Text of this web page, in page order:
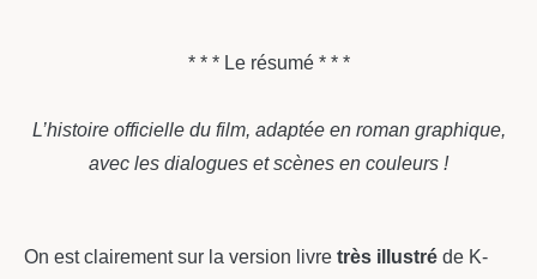
* * * Le résumé * * *
L’histoire officielle du film, adaptée en roman graphique,
avec les dialogues et scènes en couleurs !
On est clairement sur la version livre très illustré de K-